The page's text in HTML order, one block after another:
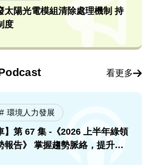
太陽光電模組清除處理機制 持
度
看更多
環境人力發展
】第 67 集 -《2026 上半年綠領
報告》 掌握趨勢脈絡，提升就